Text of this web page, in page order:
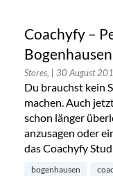
Coachyfy –
Bogenhausen
Stores, | 30 August
Du brauchst kein
machen. Auch
schon länger
anzusagen oder
das Coachyfy
bogenhausen